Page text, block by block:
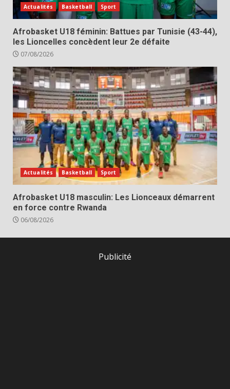
Actualités Basketball Sport
Afrobasket U18 féminin: Battues par Tunisie (43-44),
les Lioncelles concèdent leur 2e défaite
07/08/2026
Actualités Basketball Sport
Afrobasket U18 masculin: Les Lionceaux démarrent
en force contre Rwanda
06/08/2026
Publicité